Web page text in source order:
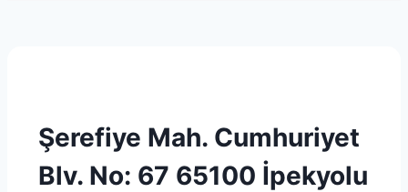
Şerefiye Mah. Cumhuriyet
Blv. No: 67 65100 İpekyolu